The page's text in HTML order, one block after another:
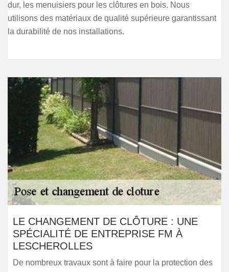
dur, les menuisiers pour les clôtures en bois. Nous
utilisons des matériaux de qualité supérieure garantissant
la durabilité de nos installations.
LE CHANGEMENT DE CLÔTURE : UNE
SPÉCIALITÉ DE ENTREPRISE FM À
LESCHEROLLES
De nombreux travaux sont à faire pour la protection des